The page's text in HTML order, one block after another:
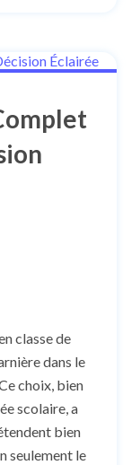
classe de
dans le
choix, bien
scolaire, a
bien
seulement le